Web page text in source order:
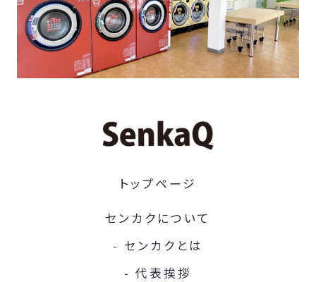
トップページ
センカクについて
センカクとは
代表挨拶